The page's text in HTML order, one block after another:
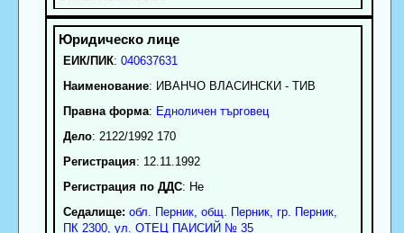
ЕИК/ПИК: 040637631
Наименование: ИВАНЧО ВЛАСИНСКИ - ТИВ
Правна форма: Едноличен търговец
Дело: 2122/1992 170
Регистрация: 12.11.1992
Регистрация по ДДС: Нe
Седалище: обл. Перник, общ. Перник, гр. Перник,
ПК 2300, ул. ОТЕЦ ПАИСИЙ № 35